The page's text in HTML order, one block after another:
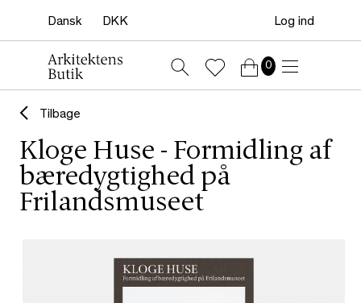
Log ind
0
Tilbage
Kloge Huse - Formidling af
bæredygtighed på
Frilandsmuseet